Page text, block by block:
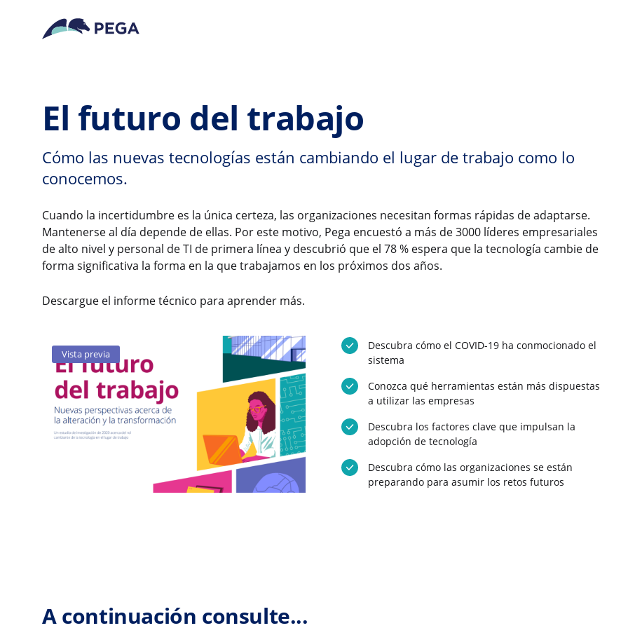
El futuro del trabajo
Cómo las nuevas tecnologías están cambiando el lugar de trabajo como lo
conocemos.
Vista previa Vista previa
Descubra cómo el COVID-19 ha conmocionado el
sistema
Conozca qué herramientas están más dispuestas
a utilizar las empresas
Descubra los factores clave que impulsan la
adopción de tecnología
Descubra cómo las organizaciones se están
preparando para asumir los retos futuros
Cuando la incertidumbre es la única certeza, las organizaciones necesitan formas rápidas de adaptarse.
Mantenerse al día depende de ellas. Por este motivo, Pega encuestó a más de 3000 líderes empresariales
de alto nivel y personal de TI de primera línea y descubrió que el 78 % espera que la tecnología cambie de
forma significativa la forma en la que trabajamos en los próximos dos años.
Descargue el informe técnico para aprender más.
A continuación consulte...